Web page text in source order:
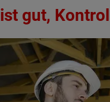
gut,
Wonach